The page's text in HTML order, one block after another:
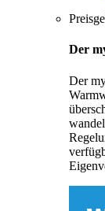
Der
Der